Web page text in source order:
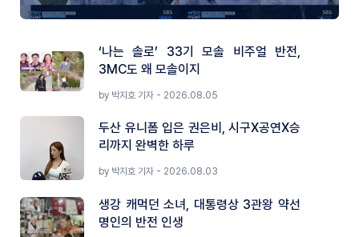
‘나는 솔로’ 33기 모솔 비주얼 반전,
3MC도 왜 모솔이지
by 박지호 기자 - 2026.08.05
두산 유니폼 입은 권은비, 시구X공연X승
리까지 완벽한 하루
by 박지호 기자 - 2026.08.03
생강 캐먹던 소녀, 대통령상 3관왕 약선
명인의 반전 인생